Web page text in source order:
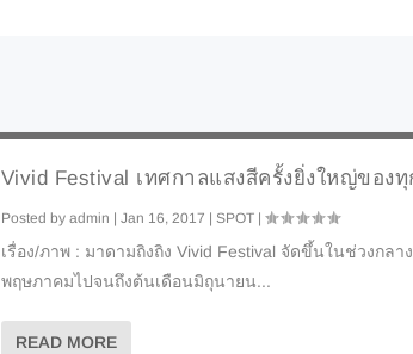
Vivid Festival เทศกาลแสงสีครั้งยิ่งใหญ่ของทุ
Posted by admin | Jan 16, 2017 | SPOT|
เรื่อง/ภาพ : มาดามถิงถิง Vivid Festival จัดขึ้นในช่วงกลา
พฤษภาคมไปจนถึงต้นเดือนมิถุนายน...
READ MORE